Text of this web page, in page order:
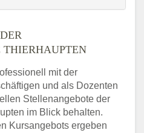
mit der
und als Dozenten
Stellenangebote der
im Blick behalten.
Kursangebots ergeben